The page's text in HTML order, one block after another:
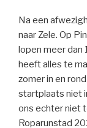
Na een
naar Zele. Op
lopen meer dan
heeft alles te
zomer in en
startplaats niet
ons echter niet
Roparunstad